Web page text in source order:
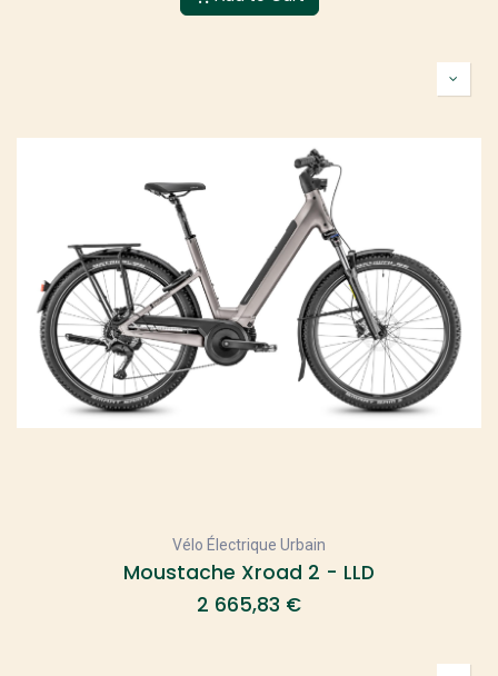
Vélo Électrique Urbain
Moustache Xroad 2 - LLD
2 665,83 €